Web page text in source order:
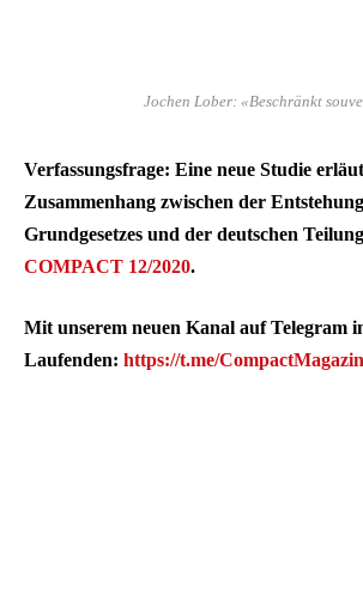
Jochen Lober: «Beschränkt
Verfassungsfrage: Eine neue Studie
Zusammenhang zwischen der
Grundgesetzes und der deutschen
COMPACT 12/2020.
Mit unserem neuen Kanal auf Telegram
Laufenden: https://t.me/CompactMagazin